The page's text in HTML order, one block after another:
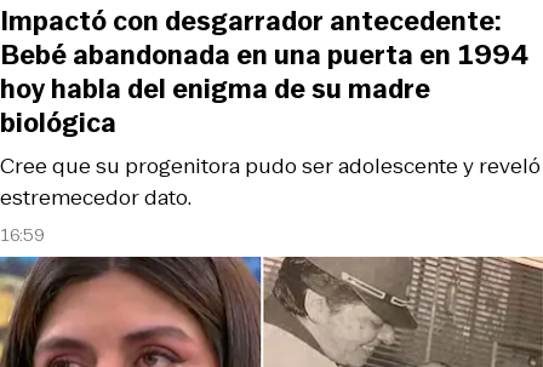
16:59
Cree que su progenitora pudo ser adolescente y reveló
estremecedor dato.
Impactó con desgarrador antecedente:
Bebé abandonada en una puerta en 1994
hoy habla del enigma de su madre
biológica